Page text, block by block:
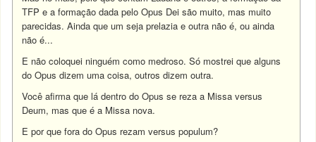
TFP e a formação dada pelo Opus Dei são muito, mas muito
parecidas. Ainda que um seja prelazia e outra não é, ou ainda
não é...
E não coloquei ninguém como medroso. Só mostrei que alguns
do Opus dizem uma coisa, outros dizem outra.
Você afirma que lá dentro do Opus se reza a Missa versus
Deum, mas que é a Missa nova.
E por que fora do Opus rezam versus populum?